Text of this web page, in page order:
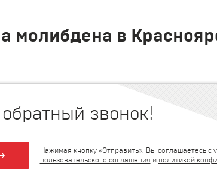
молибдена в
звонок!
Нажимая кнопку «Отправить», Вы соглашаетесь с
пользовательского соглашения и политикой